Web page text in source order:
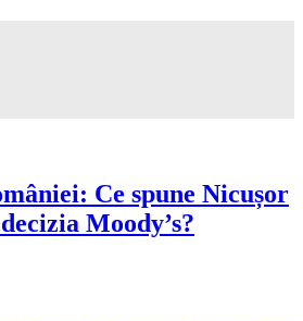
Ce spune Nicușor
Moody’s?